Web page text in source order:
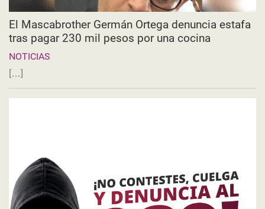
El Mascabrother Germán Ortega denuncia estafa
tras pagar 230 mil pesos por una cocina
NOTICIAS
[…]